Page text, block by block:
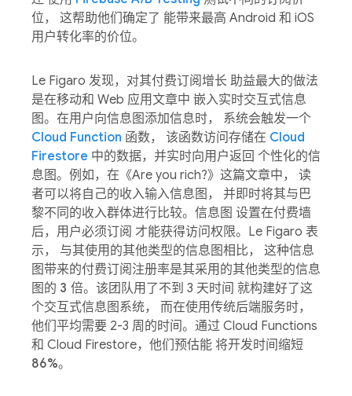
位， 这帮助他们确定了 能带来最高 Android 和 iOS
用户转化率的价位。
Le Figaro 发现，对其付费订阅增长 助益最大的做法
是在移动和 Web 应用文章中 嵌入实时交互式信息
图。在用户向信息图添加信息时， 系统会触发一个
Cloud Function 函数， 该函数访问存储在 Cloud
Firestore 中的数据，并实时向用户返回 个性化的信
息图。例如，在《Are you rich?》这篇文章中， 读
者可以将自己的收入输入信息图， 并即时将其与巴
黎不同的收入群体进行比较。信息图 设置在付费墙
后，用户必须订阅 才能获得访问权限。Le Figaro 表
示， 与其使用的其他类型的信息图相比， 这种信息
图带来的付费订阅注册率是其采用的其他类型的信息
图的 3 倍。该团队用了不到 3 天时间 就构建好了这
个交互式信息图系统， 而在使用传统后端服务时，
他们平均需要 2-3 周的时间。通过 Cloud Functions
和 Cloud Firestore，他们预估能 将开发时间缩短
86%。